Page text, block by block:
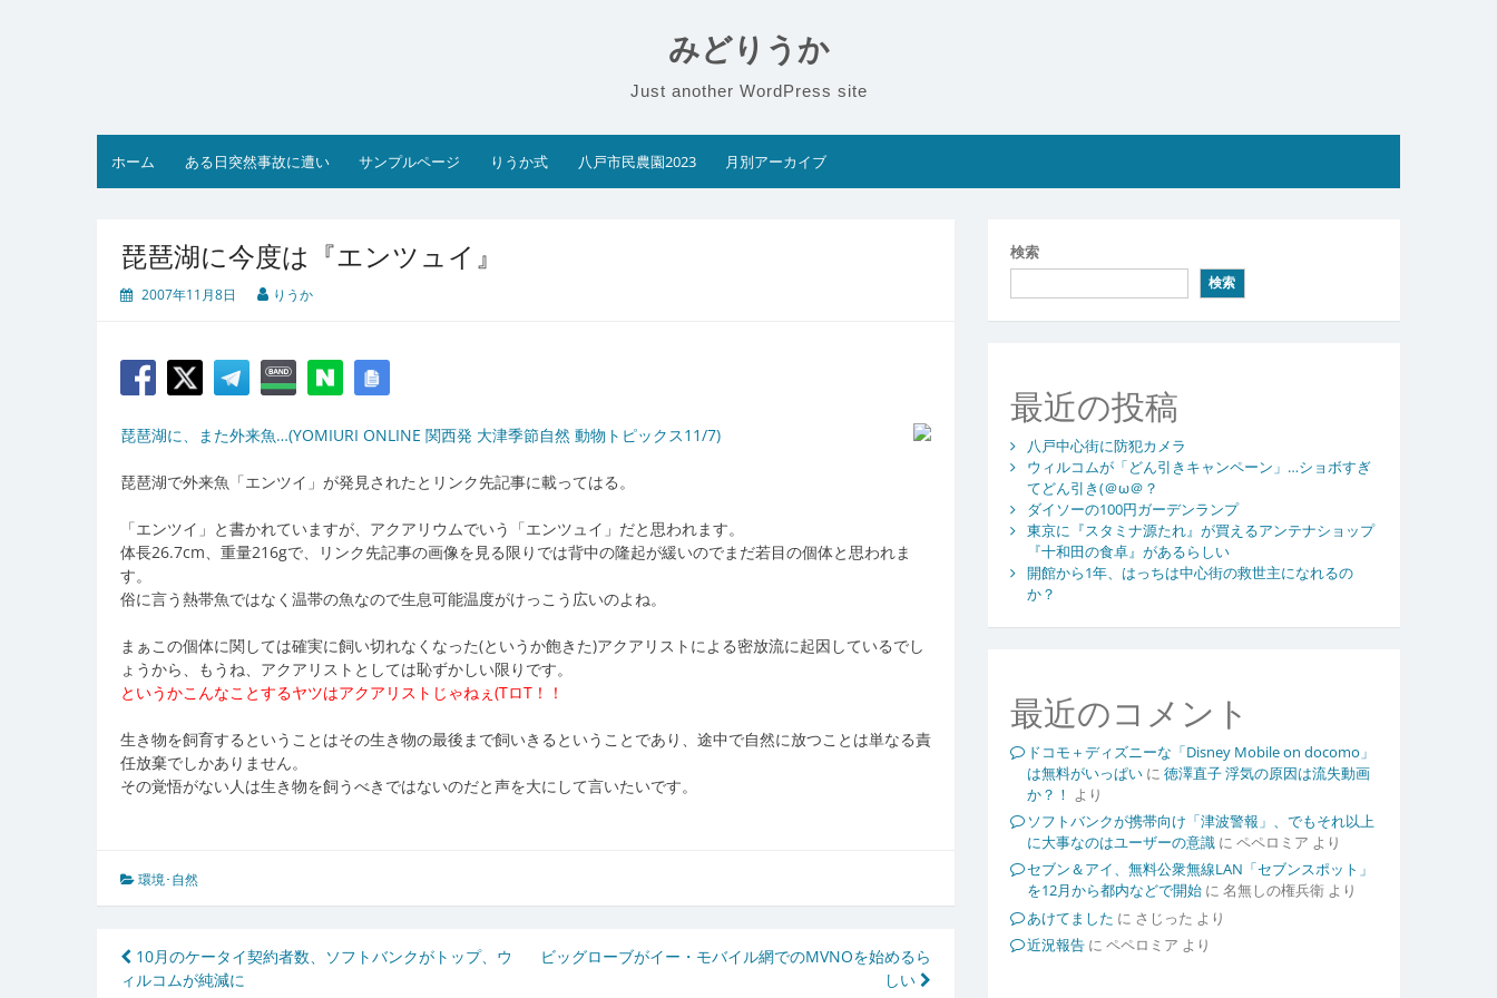
みどりうか
Just another WordPress site
ホーム ある日突然事故に遭い サンプルページ りうか式 八戸市民農園2023 月別アーカイブ
琵琶湖に今度は『エンツュイ』
2007年11月8日 りうか
琵琶湖に、また外来魚…(YOMIURI ONLINE 関西発 大津季節自然 動物トピックス11/7)
琵琶湖で外来魚「エンツイ」が発見されたとリンク先記事に載ってはる。
「エンツイ」と書かれていますが、アクアリウムでいう「エンツュイ」だと思われます。
体長26.7cm、重量216gで、リンク先記事の画像を見る限りでは背中の隆起が緩いのでまだ若目の個体と思われま
す。
俗に言う熱帯魚ではなく温帯の魚なので生息可能温度がけっこう広いのよね。
まぁこの個体に関しては確実に飼い切れなくなった(というか飽きた)アクアリストによる密放流に起因しているでし
ょうから、もうね、アクアリストとしては恥ずかしい限りです。
というかこんなことするヤツはアクアリストじゃねぇ(TロT！！
生き物を飼育するということはその生き物の最後まで飼いきるということであり、途中で自然に放つことは単なる責
任放棄でしかありません。
その覚悟がない人は生き物を飼うべきではないのだと声を大にして言いたいです。
環境･自然
投10月のケータイ契約者数、ソフトバンクがトップ、ウ
ィルコムが純減に
ビッグローブがイー・モバイル網でのMVNOを始めるら
しい
検索
検索
最近の投稿
八戸中心街に防犯カメラ
ウィルコムが「どん引きキャンペーン」…ショボすぎ
てどん引き(＠ω＠？
ダイソーの100円ガーデンランプ
東京に『スタミナ源たれ』が買えるアンテナショップ
『十和田の食卓』があるらしい
開館から1年、はっちは中心街の救世主になれるの
か？
最近のコメント
ドコモ＋ディズニーな「Disney Mobile on docomo」
は無料がいっぱいに 徳澤直子 浮気の原因は流失動画
か？！ より
ソフトバンクが携帯向け「津波警報」、でもそれ以上
に大事なのはユーザーの意識に ペペロミア より
セブン＆アイ、無料公衆無線LAN「セブンスポット」
を12月から都内などで開始に 名無しの権兵衛より
あけてました に さじった より
近況報告に ペペロミア より